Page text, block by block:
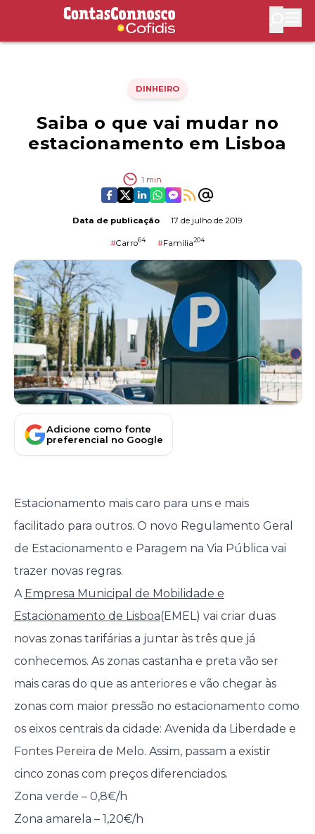
Contas Connosco by Cofidis
DINHEIRO
Saiba o que vai mudar no
estacionamento em Lisboa
1 min
Data de publicação 17 de julho de 2019
#Carro64 #Família204
Adicione como fonte
preferencial no Google
Estacionamento mais caro para uns e mais
facilitado para outros. O novo Regulamento Geral
de Estacionamento e Paragem na Via Pública vai
trazer novas regras.
A Empresa Municipal de Mobilidade e
Estacionamento de Lisboa(EMEL) vai criar duas
novas zonas tarifárias a juntar às três que já
conhecemos. As zonas castanha e preta vão ser
mais caras do que as anteriores e vão chegar às
zonas com maior pressão no estacionamento como
os eixos centrais da cidade: Avenida da Liberdade e
Fontes Pereira de Melo. Assim, passam a existir
cinco zonas com preços diferenciados.
Zona verde – 0,8€/h
Zona amarela – 1,20€/h